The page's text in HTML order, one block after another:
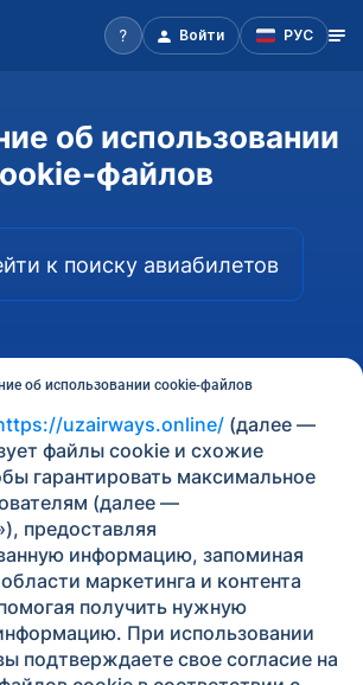
Войти РУС
об использовании
файлов
к поиску авиабилетов
об использовании cookie-файлов
uzairways.online/ (далее —
файлы cookie и схожие
гарантировать максимальное
(далее —
предоставляя
информацию, запоминая
маркетинга и контента
получить нужную
При использовании
подтверждаете свое согласие на